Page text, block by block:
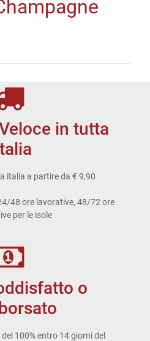
in tutta
italia a partire da € 9,90
48 ore lavorative, 48/72 ore
per le isole
o
100% entro 14 giorni del